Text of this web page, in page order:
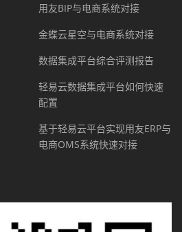
用友BIP与电商系统对接
金蝶云星空与电商系统对接
数据集成平台综合评测报告
轻易云数据集成平台如何快速
配置
基于轻易云平台实现用友ERP与
电商OMS系统快速对接